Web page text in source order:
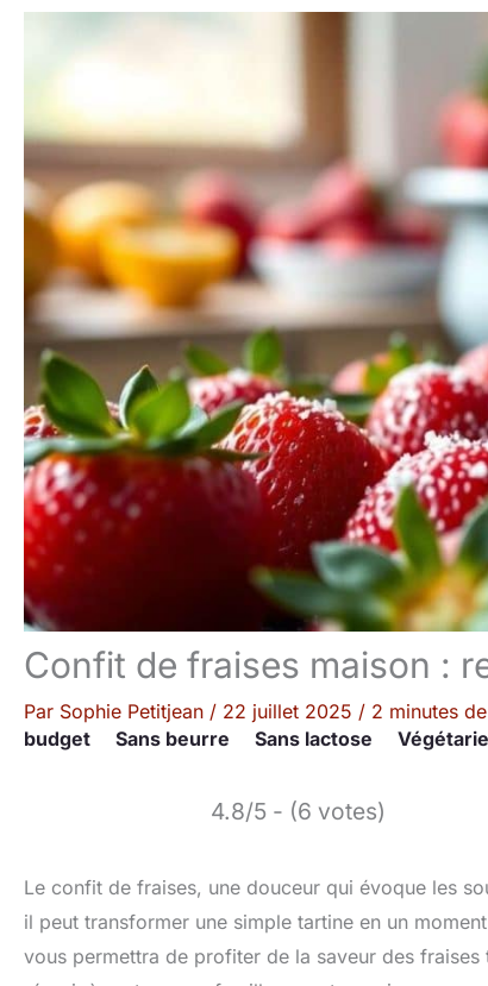
Confit de fraises maison :
Par Sophie Petitjean / 22 juillet 2025 / 2 minutes
budget
Sans beurre Sans lactose
4.8/5 - (6 votes)
Le confit de fraises, une douceur qui évoque les
il peut transformer une simple tartine en un
vous permettra de profiter de la saveur des